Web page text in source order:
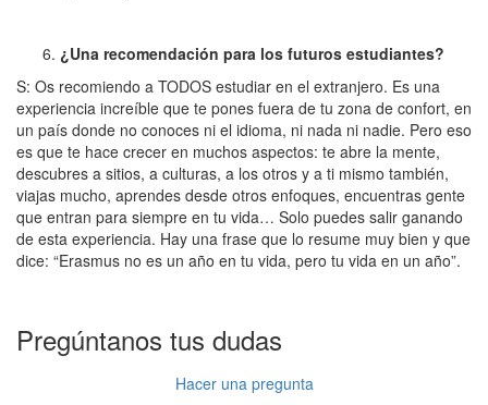
¿Una recomendación para los futuros estudiantes?
S: Os recomiendo a TODOS estudiar en el extranjero. Es una
experiencia increíble que te pones fuera de tu zona de confort, en
un país donde no conoces ni el idioma, ni nada ni nadie. Pero eso
es que te hace crecer en muchos aspectos: te abre la mente,
descubres a sitios, a culturas, a los otros y a ti mismo también,
viajas mucho, aprendes desde otros enfoques, encuentras gente
que entran para siempre en tu vida… Solo puedes salir ganando
de esta experiencia. Hay una frase que lo resume muy bien y que
dice: “Erasmus no es un año en tu vida, pero tu vida en un año”.
Pregúntanos tus dudas
Hacer una pregunta